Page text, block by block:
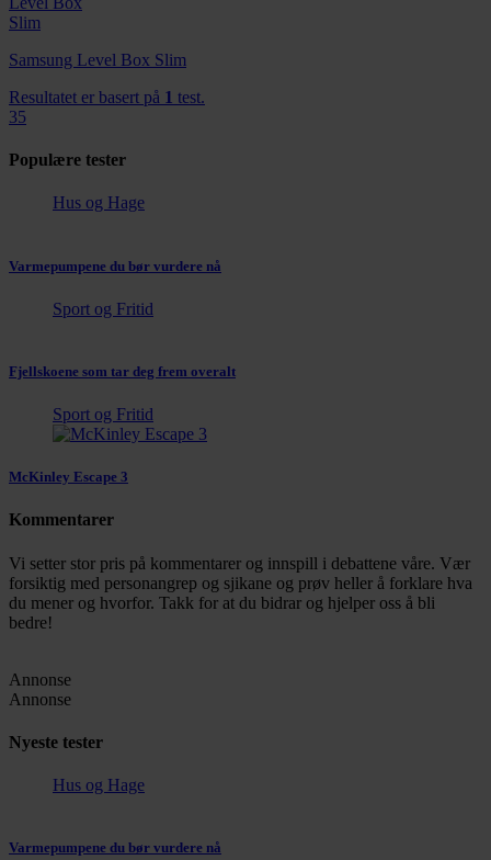
Samsung Level Box Slim
Resultatet er basert på 1 test.
35
Populære tester
Hus og Hage
Varmepumpene du bør vurdere nå
Sport og Fritid
Fjellskoene som tar deg frem overalt
Sport og Fritid
McKinley Escape 3
Kommentarer
Vi setter stor pris på kommentarer og innspill i debattene våre. Vær
forsiktig med personangrep og sjikane og prøv heller å forklare hva
du mener og hvorfor. Takk for at du bidrar og hjelper oss å bli
bedre!
Annonse
Annonse
Nyeste tester
Hus og Hage
Varmepumpene du bør vurdere nå